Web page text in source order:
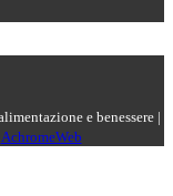
e benessere |
AchromeWeb